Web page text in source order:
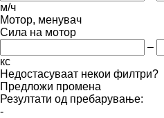
м/ч
Мотор, менувач
Сила на мотор
–
кс
Недостасуваат некои филтри?
Предложи промена
Резултати од пребарување:
-